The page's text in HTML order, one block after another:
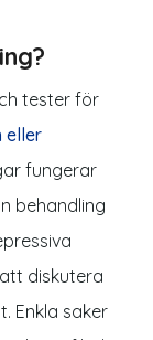
tester för
eller
fungerar
behandling
diskutera
Enkla saker